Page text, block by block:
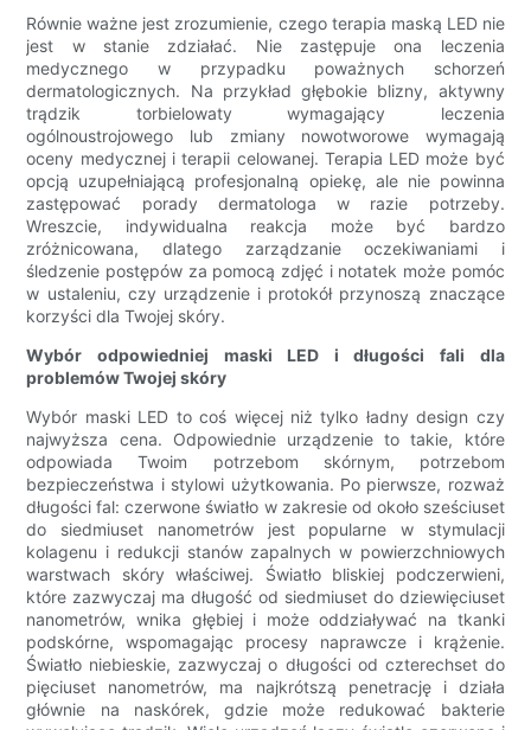
Równie ważne jest zrozumienie, czego terapia maską LED nie
jest w stanie zdziałać. Nie zastępuje ona leczenia
medycznego w przypadku poważnych schorzeń
dermatologicznych. Na przykład głębokie blizny, aktywny
trądzik torbielowaty wymagający leczenia
ogólnoustrojowego lub zmiany nowotworowe wymagają
oceny medycznej i terapii celowanej. Terapia LED może być
opcją uzupełniającą profesjonalną opiekę, ale nie powinna
zastępować porady dermatologa w razie potrzeby.
Wreszcie, indywidualna reakcja może być bardzo
zróżnicowana, dlatego zarządzanie oczekiwaniami i
śledzenie postępów za pomocą zdjęć i notatek może pomóc
w ustaleniu, czy urządzenie i protokół przynoszą znaczące
korzyści dla Twojej skóry.
Wybór odpowiedniej maski LED i długości fali dla
problemów Twojej skóry
Wybór maski LED to coś więcej niż tylko ładny design czy
najwyższa cena. Odpowiednie urządzenie to takie, które
odpowiada Twoim potrzebom skórnym, potrzebom
bezpieczeństwa i stylowi użytkowania. Po pierwsze, rozważ
długości fal: czerwone światło w zakresie od około sześciuset
do siedmiuset nanometrów jest popularne w stymulacji
kolagenu i redukcji stanów zapalnych w powierzchniowych
warstwach skóry właściwej. Światło bliskiej podczerwieni,
które zazwyczaj ma długość od siedmiuset do dziewięciuset
nanometrów, wnika głębiej i może oddziaływać na tkanki
podskórne, wspomagając procesy naprawcze i krążenie.
Światło niebieskie, zazwyczaj o długości od czterechset do
pięciuset nanometrów, ma najkrótszą penetrację i działa
głównie na naskórek, gdzie może redukować bakterie